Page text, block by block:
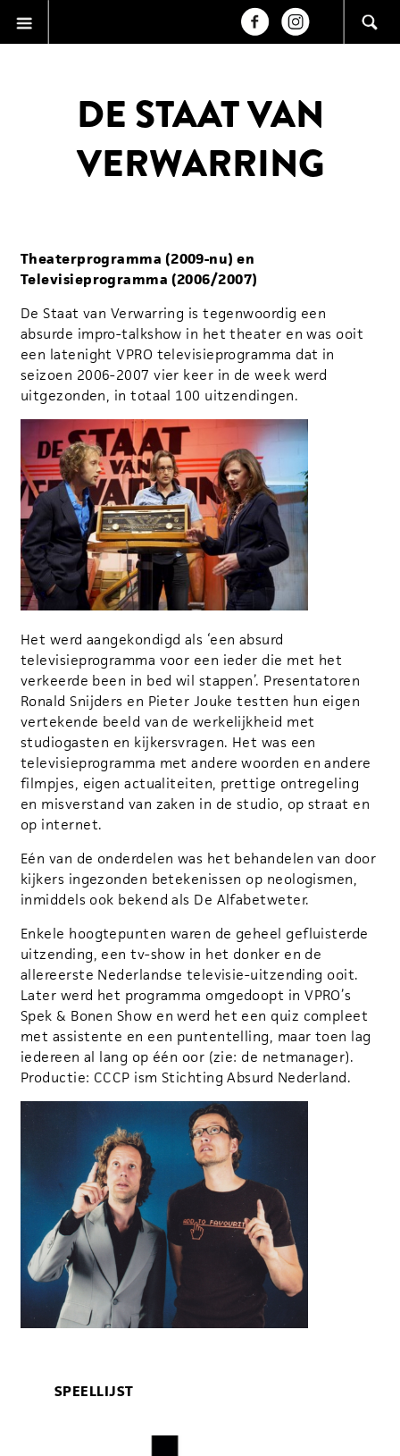
DE STAAT VAN
VERWARRING
Theaterprogramma (2009-nu) en
Televisieprogramma (2006/2007)
De Staat van Verwarring is tegenwoordig een
absurde impro-talkshow in het theater en was ooit
een latenight VPRO televisieprogramma dat in
seizoen 2006-2007 vier keer in de week werd
uitgezonden, in totaal 100 uitzendingen.
Het werd aangekondigd als ‘een absurd
televisieprogramma voor een ieder die met het
verkeerde been in bed wil stappen’. Presentatoren
Ronald Snijders en Pieter Jouke testten hun eigen
vertekende beeld van de werkelijkheid met
studiogasten en kijkersvragen. Het was een
televisieprogramma met andere woorden en andere
filmpjes, eigen actualiteiten, prettige ontregeling
en misverstand van zaken in de studio, op straat en
op internet.
Eén van de onderdelen was het behandelen van door
kijkers ingezonden betekenissen op neologismen,
inmiddels ook bekend als De Alfabetweter.
Enkele hoogtepunten waren de geheel gefluisterde
uitzending, een tv-show in het donker en de
allereerste Nederlandse televisie-uitzending ooit.
Later werd het programma omgedoopt in VPRO’s
Spek & Bonen Show en werd het een quiz compleet
met assistente en een puntentelling, maar toen lag
iedereen al lang op één oor (zie: de netmanager).
Productie: CCCP ism Stichting Absurd Nederland.
SPEELLIJST